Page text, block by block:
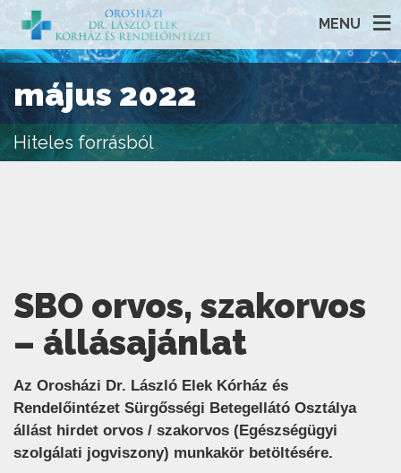
MENU
május 2022
Hiteles forrásból
SBO orvos, szakorvos
– állásajánlat
Az Orosházi Dr. László Elek Kórház és
Rendelőintézet Sürgősségi Betegellátó Osztálya
állást hirdet orvos / szakorvos (Egészségügyi
szolgálati jogviszony) munkakör betöltésére.